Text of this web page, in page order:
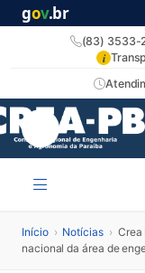
gov.br
(83) 3533-
i
Início › Notícias › Crea
nacional da área de